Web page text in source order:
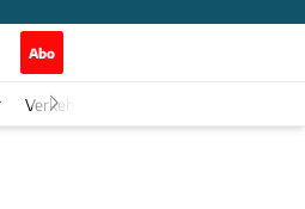
Abo
Verkehr